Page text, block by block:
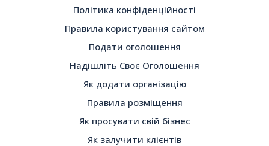
Політика конфіденційності
Правила користування сайтом
Подати оголошення
Надішліть Своє Оголошення
Як додати організацію
Правила розміщення
Як просувати свій бізнес
Як залучити клієнтів